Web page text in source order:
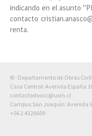
indicando en el asunto
contacto
renta.
© · Departamento de Obras
Casa Central: Avenida España
contactodoocc@usm.cl
Campus San Joaquín: Avenida
+56 2 4326609